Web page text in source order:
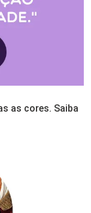
as cores. Saiba